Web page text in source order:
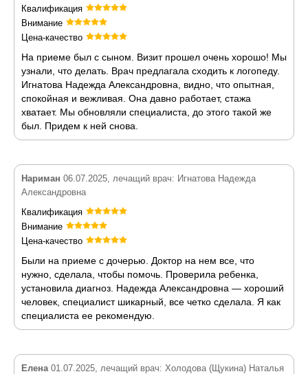
Квалификация
Внимание
Цена-качество
На приеме был с сыном. Визит прошел очень хорошо! Мы
узнали, что делать. Врач предлагала сходить к логопеду.
Игнатова Надежда Александровна, видно, что опытная,
спокойная и вежливая. Она давно работает, стажа
хватает. Мы обновляли специалиста, до этого такой же
был. Придем к ней снова.
Нариман 06.07.2025, лечащий врач: Игнатова Надежда
Александровна
Квалификация
Внимание
Цена-качество
Были на приеме с дочерью. Доктор на нем все, что
нужно, сделала, чтобы помочь. Проверила ребенка,
установила диагноз. Надежда Александровна — хороший
человек, специалист шикарный, все четко сделала. Я как
специалиста ее рекомендую.
Елена 01.07.2025, лечащий врач: Холодова (Щукина) Наталья